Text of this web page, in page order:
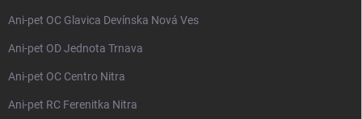
Ani-pet OC Glavica Devínska Nová Ves
Ani-pet OD Jednota Trnava
Ani-pet OC Centro Nitra
Ani-pet RC Ferenitka Nitra